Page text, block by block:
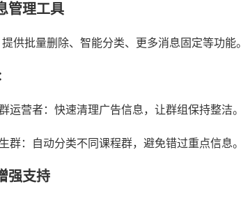
管理工具
供批量删除、智能分类、更多消息固定等功能。
运营者：快速清理广告信息，让群组保持整洁。
群：自动分类不同课程群，避免错过重点信息。
强支持